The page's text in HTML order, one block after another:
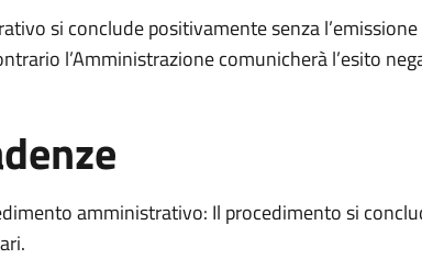
si conclude positivamente senza
l’Amministrazione comunicherà l’esito
amministrativo: Il procedimento si